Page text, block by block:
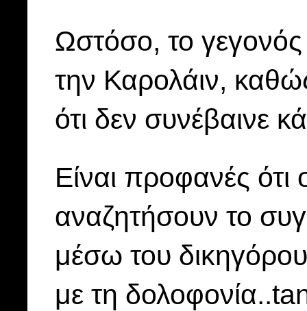
Ωστόσο, το
την Καρολάιν,
ότι δεν συνέβαινε
Είναι προφανές ότι
αναζητήσουν το
μέσω του
με τη